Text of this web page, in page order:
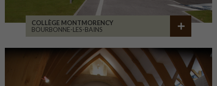
COLLÈGE MONTMORENCY
BOURBONNE-LES-BAINS